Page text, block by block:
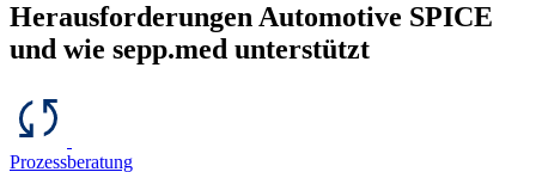
Herausforderungen Automotive SPICE
und wie sepp.med unterstützt
Prozessberatung